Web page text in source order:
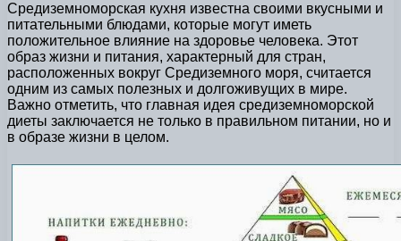
Средиземноморская кухня известна своими вкусными и
питательными блюдами, которые могут иметь
положительное влияние на здоровье человека. Этот
образ жизни и питания, характерный для стран,
расположенных вокруг Средиземного моря, считается
одним из самых полезных и долгоживущих в мире.
Важно отметить, что главная идея средиземноморской
диеты заключается не только в правильном питании, но и
в образе жизни в целом.